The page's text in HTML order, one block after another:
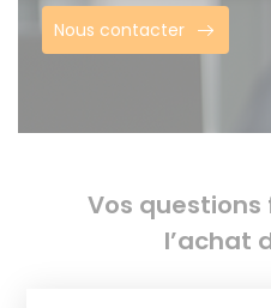
Nous contacter
Vos
l’achat